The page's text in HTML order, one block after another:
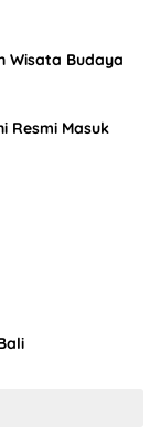
Wisata Budaya
Resmi Masuk